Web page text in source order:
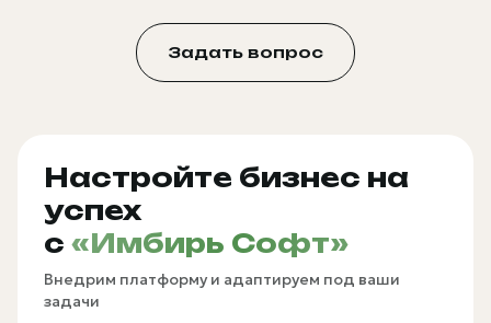
Задать вопрос
Настройте бизнес на
успех
с «Имбирь Софт»
Внедрим платформу и адаптируем под ваши
задачи